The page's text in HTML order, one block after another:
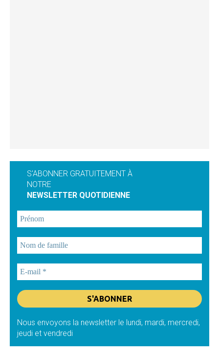
S'ABONNER GRATUITEMENT À
NOTRE
NEWSLETTER QUOTIDIENNE
Nous envoyons la newsletter le lundi, mardi, mercredi,
jeudi et vendredi